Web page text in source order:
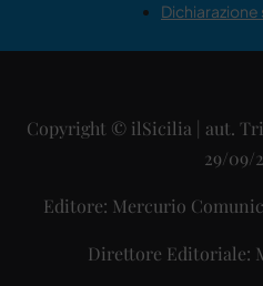
Dichiarazione
Copyright © ilSicilia | aut.
29/09/
Editore: Mercurio
Direttore Editoriale: